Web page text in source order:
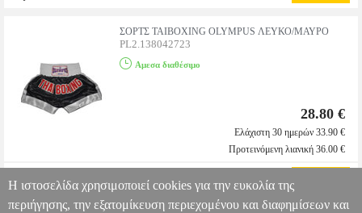
ΣΟΡΤΣ TAIBOXING OLYMPUS ΛΕΥΚΟ/ΜΑΥΡΟ
PL2.138042723
Αμεσα διαθέσιμο
28.80 €
Ελάχιστη 30 ημερών 33.90 €
Προτεινόμενη λιανική 36.00 €
Η ιστοσελίδα χρησιμοποιεί cookies για την ευκολία της
περιήγησης, την εξατομίκευση περιεχομένου και διαφημίσεων και